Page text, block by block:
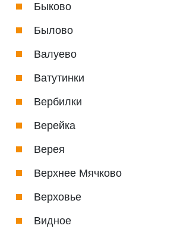
Быково
Былово
Валуево
Ватутинки
Вербилки
Верейка
Верея
Верхнее Мячково
Верховье
Видное